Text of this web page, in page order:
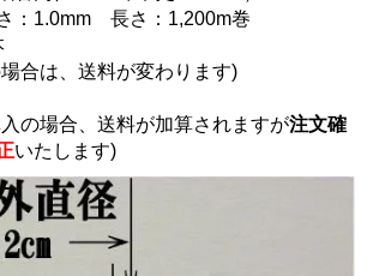
：1.0mm 長さ：1,200m巻
合は、送料が変わります)
の場合、送料が加算されますが注文確
いたします)